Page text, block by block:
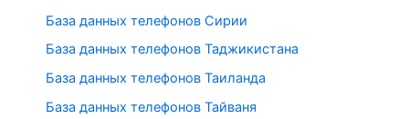
База данных телефонов Сирии
База данных телефонов Таджикистана
База данных телефонов Таиланда
База данных телефонов Тайваня